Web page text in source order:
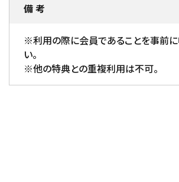
備 考
※利用の際に会員であることを事前に
い。
※他の特典との重複利用は不可。